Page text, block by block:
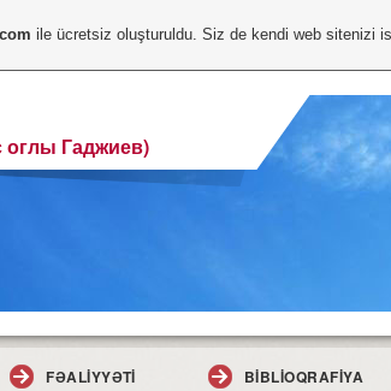
оглы Гаджиев)
FƏALİYYƏTİ BİBLİOQRAFİYA
ile ücretsiz oluşturuldu. Siz de kendi web sitenizi